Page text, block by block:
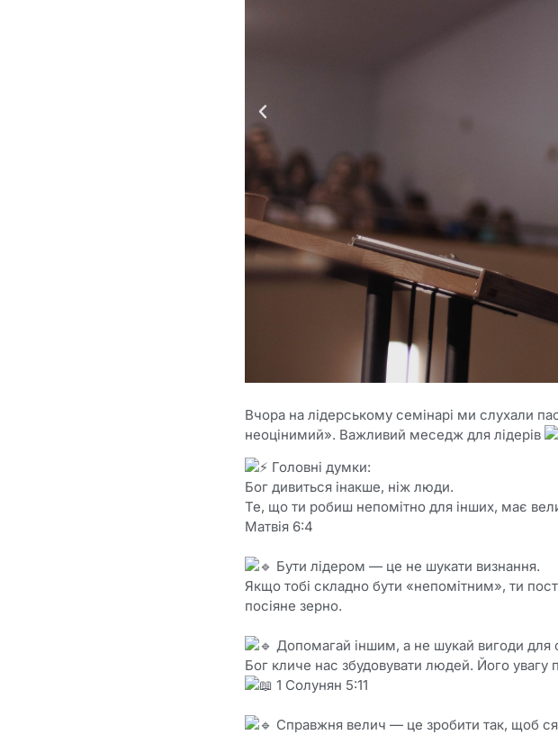
Вчора на лідерському семінарі ми слухали
неоцінимий». Важливий меседж для лідерів
Головні думки:
Бог дивиться інакше, ніж люди.
Те, що ти робиш непомітно для інших, має
Матвія 6:4
Бути лідером — це не шукати визнання.
Якщо тобі складно бути «непомітним», ти
посіяне зерно.
Допомагай іншим, а не шукай вигоди для
Бог кличе нас збудовувати людей. Його
1 Солунян 5:11
Справжня велич — це зробити так, щоб